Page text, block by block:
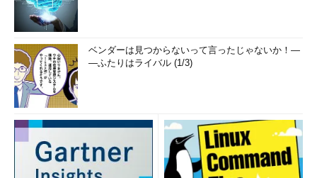
ベンダーは見つからないって言ったじゃないか！―
―ふたりはライバル (1/3)